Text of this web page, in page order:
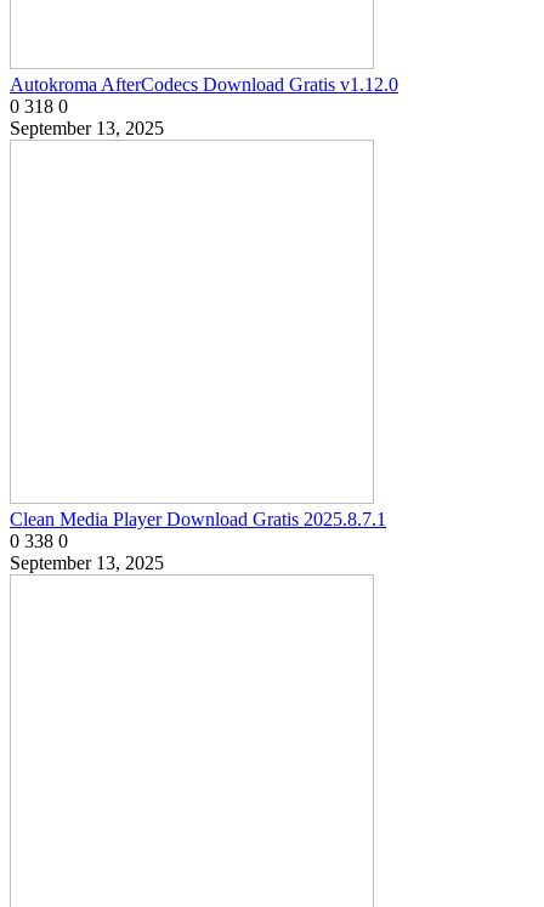
Autokroma AfterCodecs Download Gratis v1.12.0
0 318 0
September 13, 2025
Clean Media Player Download Gratis 2025.8.7.1
0 338 0
September 13, 2025